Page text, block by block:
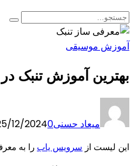
آموزش موسیقی
بهترین آموزش تنبک
میعاد حسنی 12/20240 نظر
این لیست از سرویس یاب را به